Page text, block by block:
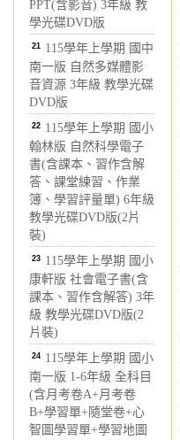
PPT(含影音) 3年級 教
學光碟DVD版
21 115學年上學期 國中
南一版 自然多媒體影
音資源 3年級 教學光碟
DVD版
22 115學年上學期 國小
翰林版 自然科學電子
書(含課本、習作含解
答、課堂練習、作業
簿、學習評量單) 6年級
教學光碟DVD版(2片
裝)
23 115學年上學期 國小
康軒版 社會電子書(含
課本、習作含解答) 3年
級 教學光碟DVD版(2
片裝)
24 115學年上學期 國小
南一版 1-6年級 全科目
(含月考卷A+月考卷
B+學習單+隨堂卷+心
智圖學習單+學習地圖